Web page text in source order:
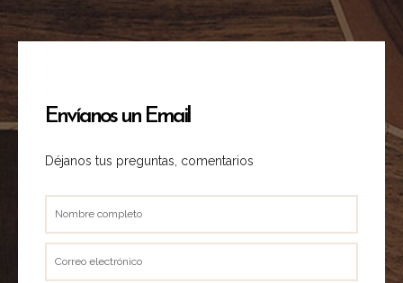
Envíanos un Email
Déjanos tus preguntas, comentarios